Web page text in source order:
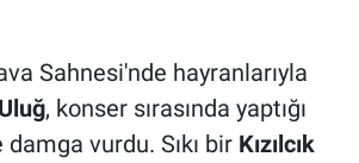
Sahnesi'nde hayranlarıyla
, konser sırasında yaptığı
vurdu. Sıkı bir Kızılcık